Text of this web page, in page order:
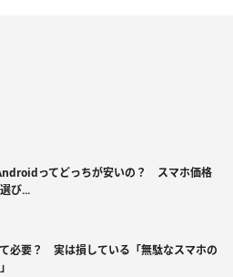
ってどっちが安いの？ スマホ価格
び...
必要？ 実は損している「無駄なスマホの